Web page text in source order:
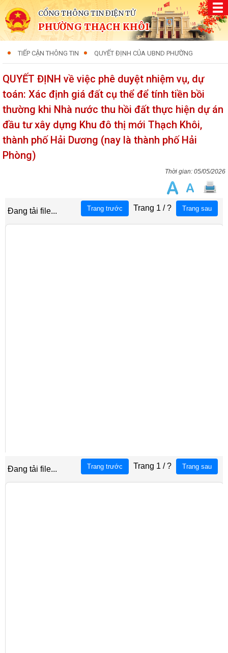
CỔNG THÔNG TIN ĐIỆN TỬ
PHƯỜNG THẠCH KHÔI
TIẾP CẬN THÔNG TIN QUYẾT ĐỊNH CỦA UBND PHƯỜNG
QUYẾT ĐỊNH về việc phê duyệt nhiệm vụ, dự
toán: Xác định giá đất cụ thể để tính tiền bồi
thường khi Nhà nước thu hồi đất thực hiện dự án
đầu tư xây dựng Khu đô thị mới Thạch Khôi,
thành phố Hải Dương (nay là thành phố Hải
Phòng)
05/05/2026